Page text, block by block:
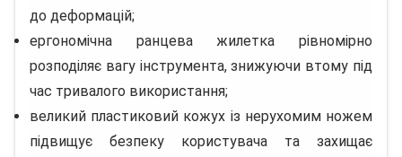
до деформацій;
ергономічна ранцева жилетка рівномірно
розподіляє вагу інструмента, знижуючи втому під
час тривалого використання;
великий пластиковий кожух із нерухомим ножем
підвищує безпеку користувача та захищає